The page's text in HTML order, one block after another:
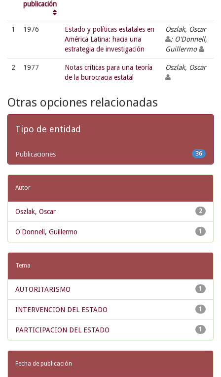
publicación
1 1976
Estado y políticas estatales en
América Latina: hacia una
estrategia de investigación
Oszlak, Oscar
; O'Donnell,
Guillermo
2 1977
Notas críticas para una teoría
de la burocracia estatal
Oszlak, Oscar
Otras opciones relacionadas
Tipo de entidad
36
Publicaciones
Autor
2
Oszlak, Oscar
1
O'Donnell, Guillermo
Tema
1
AUTORITARISMO
1
INTERVENCION DEL ESTADO
1
PARTICIPACION DEL ESTADO
Fecha de publicación